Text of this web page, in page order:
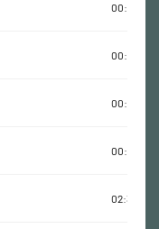
00:58:37
00:52:19
00:53:31
00:40:22
02:30:41